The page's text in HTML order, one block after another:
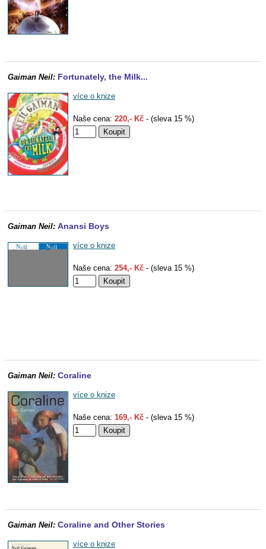
Gaiman Neil: Fortunately, the Milk...
více o knize
Naše cena: 220,- Kč - (sleva 15 %)
Gaiman Neil: Anansi Boys
více o knize
Naše cena: 254,- Kč - (sleva 15 %)
Gaiman Neil: Coraline
více o knize
Naše cena: 169,- Kč - (sleva 15 %)
Gaiman Neil: Coraline and Other Stories
více o knize